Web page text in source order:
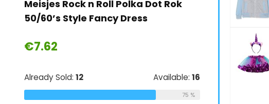
Meisjes Rock n Roll Polka Dot Rok
50/60’s Style Fancy Dress
€7.62
Already Sold:12 Available: 16
75 %